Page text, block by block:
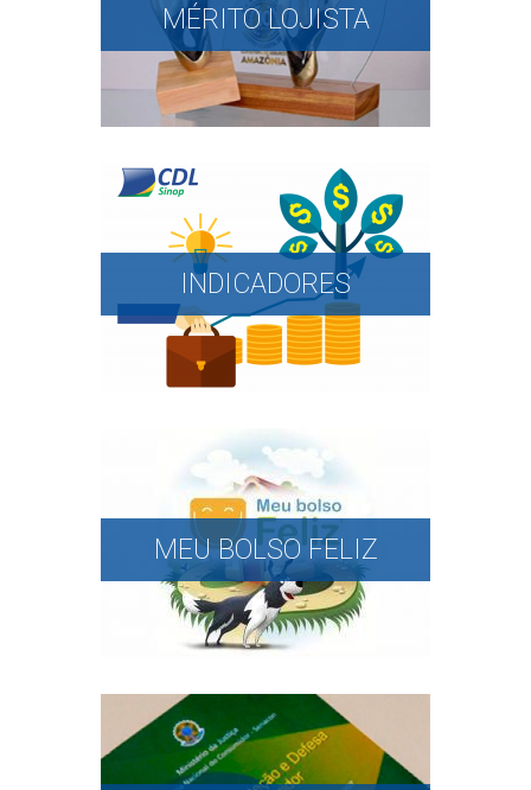
MÉRITO LOJISTA
INDICADORES
MEU BOLSO FELIZ